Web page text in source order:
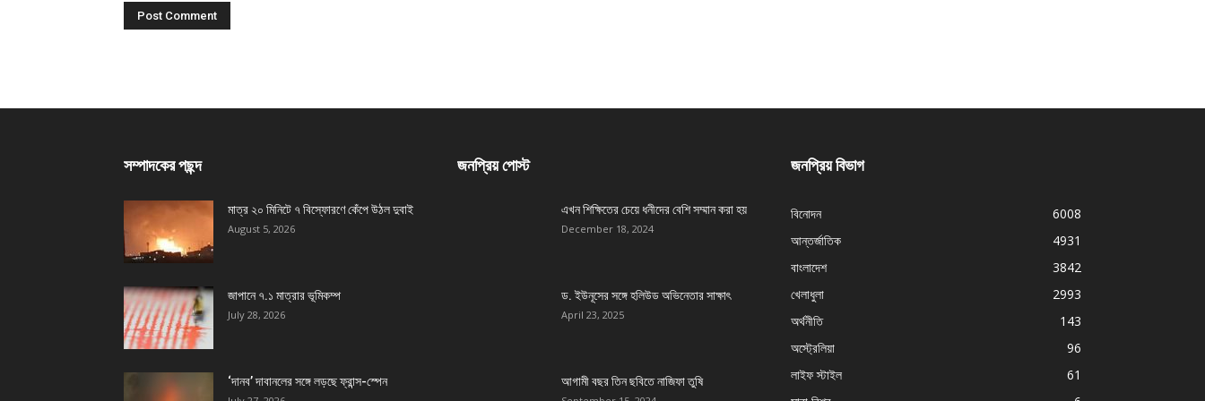
সম্পাদকের পছন্দ
মাত্র ২০ মিনিটে ৭ বিস্ফোরণে কেঁপে উঠল দুবাই
August 5, 2026
জাপানে ৭.১ মাত্রার ভূমিকম্প
July 28, 2026
‘দানব’ দাবানলের সঙ্গে লড়ছে ফ্রান্স-স্পেন
জনপ্রিয় পোস্ট
এখন শিক্ষিতের চেয়ে ধনীদের বেশি সম্মান করা হয়
December 18, 2024
ড. ইউনূসের সঙ্গে হলিউড অভিনেতার সাক্ষাৎ
April 23, 2025
আগামী বছর তিন ছবিতে নাজিফা তুষি
জনপ্রিয় বিভাগ
বিনোদন
6008
আন্তর্জাতিক
4931
বাংলাদেশ
3842
খেলাধুলা
2993
অর্থনীতি
143
অস্ট্রেলিয়া
96
লাইফ স্টাইল
61